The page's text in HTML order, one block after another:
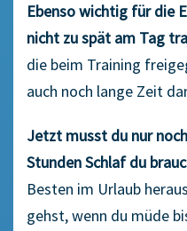
Ebenso wichtig für die
nicht zu spät am Tag
die beim Training
auch noch lange Zeit
Jetzt musst du nur
Stunden Schlaf du
Besten im Urlaub
gehst, wenn du müde